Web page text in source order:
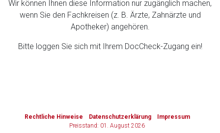
Wir können Ihnen diese Information nur zugänglich machen,
wenn Sie den Fachkreisen (z. B. Ärzte, Zahnärzte und
Apotheker) angehören.
Bitte loggen Sie sich mit Ihrem DocCheck-Zugang ein!
Rechtliche Hinweise Datenschutzerklärung
Impressum
Preisstand: 01. August 2026